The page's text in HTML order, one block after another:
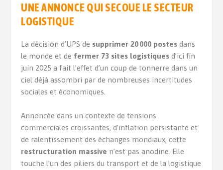
UNE ANNONCE QUI SECOUE LE SECTEUR
LOGISTIQUE
La décision d’UPS de supprimer 20 000 postes dans
le monde et de fermer 73 sites logistiques d’ici fin
juin 2025 a fait l’effet d’un coup de tonnerre dans un
ciel déjà assombri par de nombreuses incertitudes
sociales et économiques.
Annoncée dans un contexte de tensions
commerciales croissantes, d’inflation persistante et
de ralentissement des échanges mondiaux, cette
restructuration massive n’est pas anodine. Elle
touche l’un des piliers du transport et de la logistique